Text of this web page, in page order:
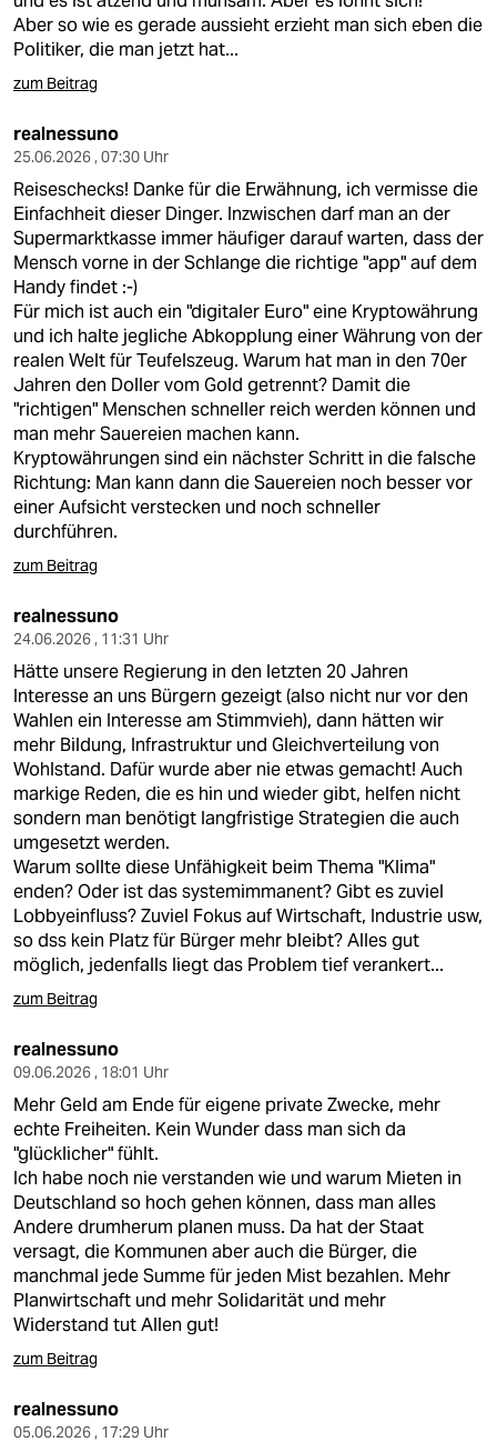
Aber so wie es gerade aussieht erzieht man sich eben die
Politiker, die man jetzt hat...
zum Beitrag
realnessuno
25.06.2026 , 07:30 Uhr
Reiseschecks! Danke für die Erwähnung, ich vermisse die
Einfachheit dieser Dinger. Inzwischen darf man an der
Supermarktkasse immer häufiger darauf warten, dass der
Mensch vorne in der Schlange die richtige "app" auf dem
Handy findet :-)
Für mich ist auch ein "digitaler Euro" eine Kryptowährung
und ich halte jegliche Abkopplung einer Währung von der
realen Welt für Teufelszeug. Warum hat man in den 70er
Jahren den Doller vom Gold getrennt? Damit die
"richtigen" Menschen schneller reich werden können und
man mehr Sauereien machen kann.
Kryptowährungen sind ein nächster Schritt in die falsche
Richtung: Man kann dann die Sauereien noch besser vor
einer Aufsicht verstecken und noch schneller
durchführen.
zum Beitrag
realnessuno
24.06.2026 , 11:31 Uhr
Hätte unsere Regierung in den letzten 20 Jahren
Interesse an uns Bürgern gezeigt (also nicht nur vor den
Wahlen ein Interesse am Stimmvieh), dann hätten wir
mehr Bildung, Infrastruktur und Gleichverteilung von
Wohlstand. Dafür wurde aber nie etwas gemacht! Auch
markige Reden, die es hin und wieder gibt, helfen nicht
sondern man benötigt langfristige Strategien die auch
umgesetzt werden.
Warum sollte diese Unfähigkeit beim Thema "Klima"
enden? Oder ist das systemimmanent? Gibt es zuviel
Lobbyeinfluss? Zuviel Fokus auf Wirtschaft, Industrie usw,
so dss kein Platz für Bürger mehr bleibt? Alles gut
möglich, jedenfalls liegt das Problem tief verankert...
zum Beitrag
realnessuno
09.06.2026 , 18:01 Uhr
Mehr Geld am Ende für eigene private Zwecke, mehr
echte Freiheiten. Kein Wunder dass man sich da
"glücklicher" fühlt.
Ich habe noch nie verstanden wie und warum Mieten in
Deutschland so hoch gehen können, dass man alles
Andere drumherum planen muss. Da hat der Staat
versagt, die Kommunen aber auch die Bürger, die
manchmal jede Summe für jeden Mist bezahlen. Mehr
Planwirtschaft und mehr Solidarität und mehr
Widerstand tut Allen gut!
zum Beitrag
realnessuno
05.06.2026 , 17:29 Uhr